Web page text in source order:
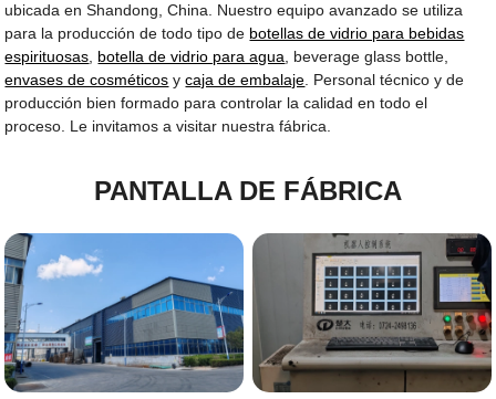
ubicada en Shandong, China. Nuestro equipo avanzado se utiliza
para la producción de todo tipo de botellas de vidrio para bebidas
espirituosas botella de vidrio para agua , beverage glass bottle,
envases de cosméticos ycaja de embalaje . Personal técnico y de
producción bien formado para controlar la calidad en todo el
proceso. Le invitamos a visitar nuestra fábrica.
PANTALLA DE FÁBRICA